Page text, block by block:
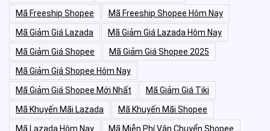
Mã Freeship Shopee
Mã Freeship Shopee Hôm Nay
Mã Giảm Giá Lazada
Mã Giảm Giá Lazada Hôm Nay
Mã Giảm Giá Shopee
Mã Giảm Giá Shopee 2025
Mã Giảm Giá Shopee Hôm Nay
Mã Giảm Giá Shopee Mới Nhất
Mã Giảm Giá Tiki
Mã Khuyến Mãi Lazada
Mã Khuyến Mãi Shopee
Mã Lazada Hôm Nay
Mã Miễn Phí Vận Chuyển Shopee